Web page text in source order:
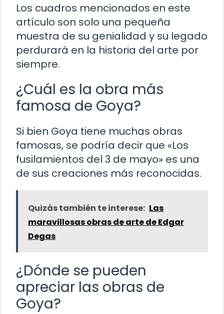
Los cuadros mencionados en este
artículo son solo una pequeña
muestra de su genialidad y su legado
perdurará en la historia del arte por
siempre.
¿Cuál es la obra más
famosa de Goya?
Si bien Goya tiene muchas obras
famosas, se podría decir que «Los
fusilamientos del 3 de mayo» es una
de sus creaciones más reconocidas.
Quizás también te interese: Las
maravillosas obras de arte de Edgar
Degas
¿Dónde se pueden
apreciar las obras de
Goya?